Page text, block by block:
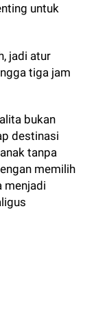
untuk
jadi atur
tiga jam
bukan
destinasi
tanpa
memilih
menjadi